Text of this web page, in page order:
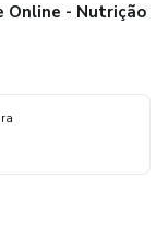
Online - Nutrição